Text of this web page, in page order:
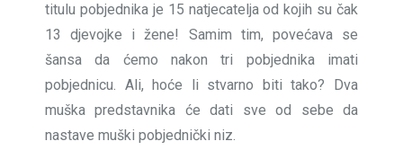
titulu pobjednika je 15 natjecatelja od kojih su čak
13 djevojke i žene! Samim tim, povećava se
šansa da ćemo nakon tri pobjednika imati
pobjednicu. Ali, hoće li stvarno biti tako? Dva
muška predstavnika će dati sve od sebe da
nastave muški pobjednički niz.